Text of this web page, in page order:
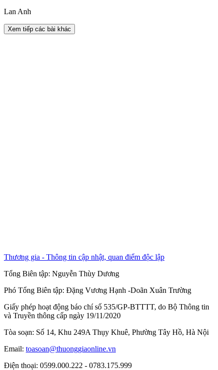
Lan Anh
Xem tiếp các bài khác
Thương gia - Thông tin cập nhật, quan điểm độc lập
Tổng Biên tập: Nguyễn Thùy Dương
Phó Tổng Biên tập: Đặng Vương Hạnh -Doãn Xuân Trường
Giấy phép hoạt động báo chí số 535/GP-BTTTT, do Bộ Thông tin
và Truyền thông cấp ngày 19/11/2020
Tòa soạn: Số 14, Khu 249A Thụy Khuê, Phường Tây Hồ, Hà Nội
Email: toasoan@thuonggiaonline.vn
Điện thoại: 0599.000.222 - 0783.175.999